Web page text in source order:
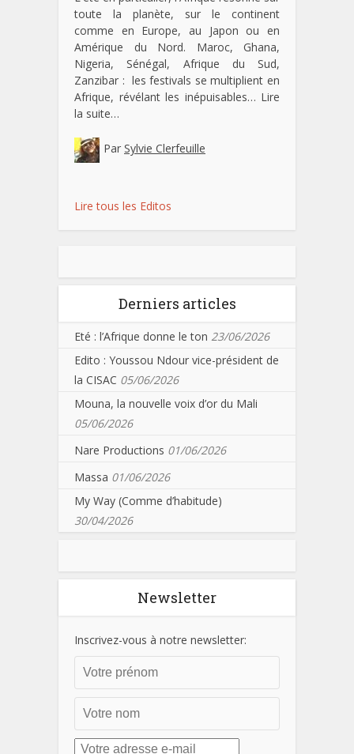
toute la planète, sur le continent
comme en Europe, au Japon ou en
Amérique du Nord. Maroc, Ghana,
Nigeria, Sénégal, Afrique du Sud,
Zanzibar : les festivals se multiplient en
Afrique, révélant les inépuisables… Lire
la suite…
Par Sylvie Clerfeuille
Lire tous les Editos
Derniers articles
Eté : l’Afrique donne le ton 23/06/2026
Edito : Youssou Ndour vice-président de
la CISAC 05/06/2026
Mouna, la nouvelle voix d’or du Mali
05/06/2026
Nare Productions 01/06/2026
Massa 01/06/2026
My Way (Comme d’habitude)
30/04/2026
Newsletter
Inscrivez-vous à notre newsletter: